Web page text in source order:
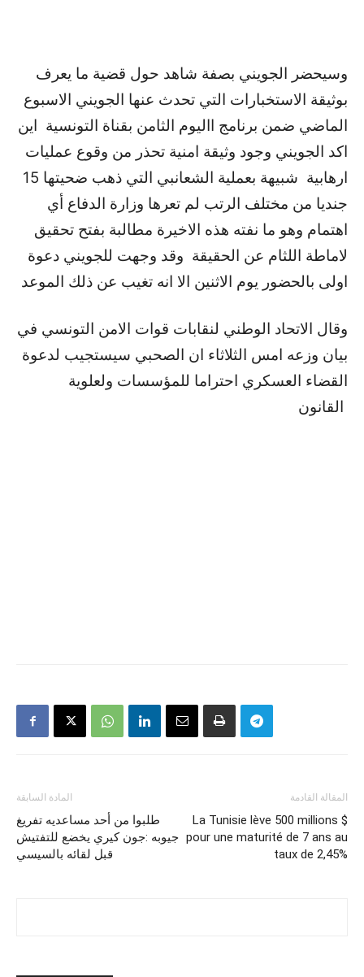
وسيحضر الجويني بصفة شاهد حول قضية ما يعرف
بوثيقة الاستخبارات التي تحدث عنها الجويني الاسبوع
الماضي ضمن برنامج االيوم الثامن بقناة التونسية اين
اكد الجويني وجود وثيقة امنية تحذر من وقوع عمليات
ارهابية شبيهة بعملية الشعانبي التي ذهب ضحيتها 15
جنديا من مختلف الرتب لم تعرها وزارة الدفاع أي
اهتمام وهو ما نفته هذه الاخيرة مطالبة بفتح تحقيق
لاماطة اللثام عن الحقيقة وقد وجهت للجويني دعوة
اولى بالحضور يوم الاثنين الا انه تغيب عن ذلك الموعد
وقال الاتحاد الوطني لنقابات قوات الامن التونسي في
بيان وزعه امس الثلاثاء ان الصحبي سيستجيب لدعوة
القضاء العسكري احتراما للمؤسسات ولعلوية
المادة السابقة
طلبوا من أحد مساعديه تفريغ
جيوبه :جون كيري يخضع للتفتيش
قبل لقائه بالسيسي
المقالة القادمة
La Tunisie lève 500 millions $
pour une maturité de 7 ans au
taux de 2,45%